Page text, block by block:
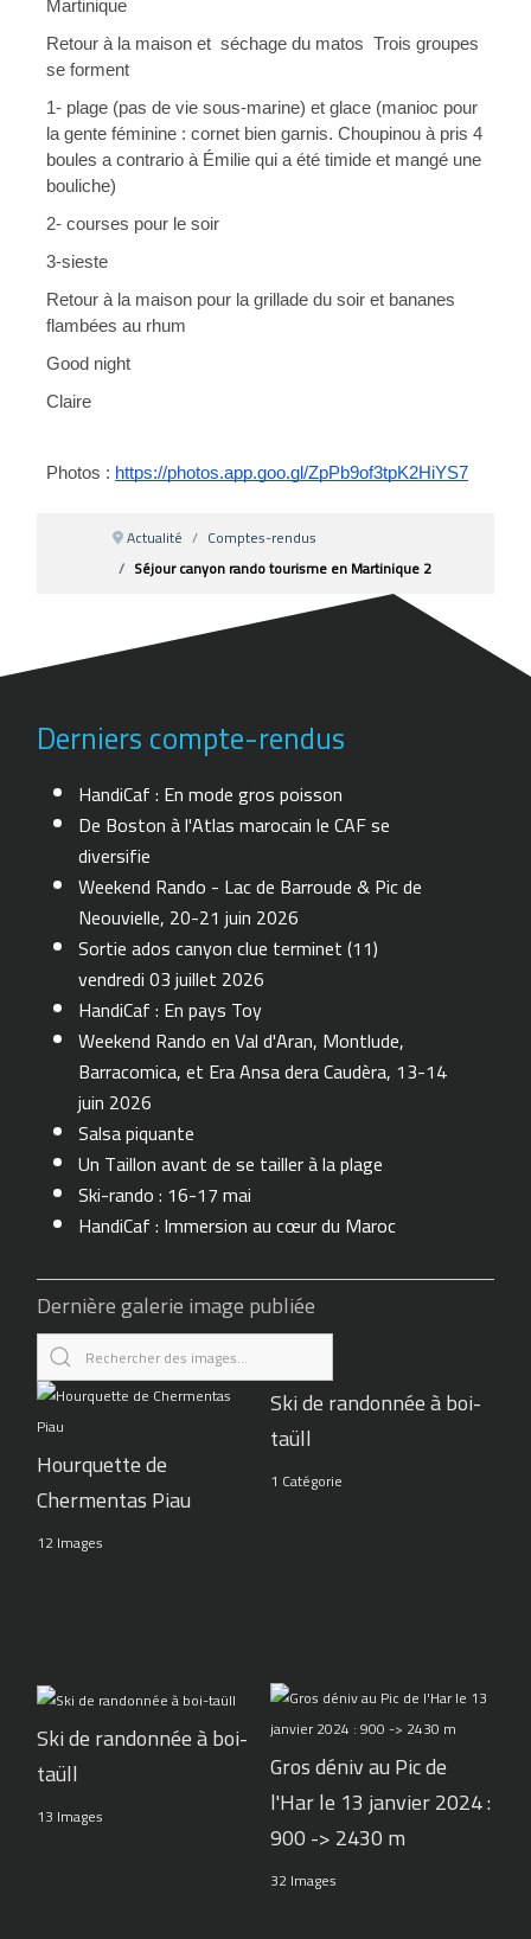
Martinique
Retour à la maison et  séchage du matos  Trois groupes
se forment
1- plage (pas de vie sous-marine) et glace (manioc pour
la gente féminine : cornet bien garnis. Choupinou à pris 4
boules a contrario à Émilie qui a été timide et mangé une
bouliche)
2- courses pour le soir
3-sieste
Retour à la maison pour la grillade du soir et bananes
flambées au rhum
Good night
Claire
Photos : https://photos.app.goo.gl/ZpPb9of3tpK2HiYS7
Actualité
Comptes-rendus
Séjour canyon rando tourisme en Martinique 2
Derniers compte-rendus
HandiCaf : En mode gros poisson
De Boston à l'Atlas marocain le CAF se
diversifie
Weekend Rando - Lac de Barroude & Pic de
Neouvielle, 20-21 juin 2026
Sortie ados canyon clue terminet (11)
vendredi 03 juillet 2026
HandiCaf : En pays Toy
Weekend Rando en Val d'Aran, Montlude,
Barracomica, et Era Ansa dera Caudèra, 13-14
juin 2026
Salsa piquante
Un Taillon avant de se tailler à la plage
Ski-rando : 16-17 mai
HandiCaf : Immersion au cœur du Maroc
Dernière galerie image publiée
Hourquette de
Chermentas Piau
12 Images
Ski de randonnée à boi-
taüll
1 Catégorie
Ski de randonnée à boi-
taüll
13 Images
Gros déniv au Pic de
l'Har le 13 janvier 2024 :
900 -> 2430 m
32 Images